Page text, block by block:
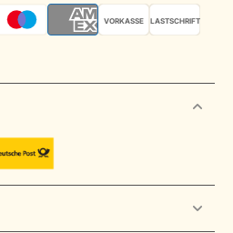
VORKASSE LASTSCHRIFT